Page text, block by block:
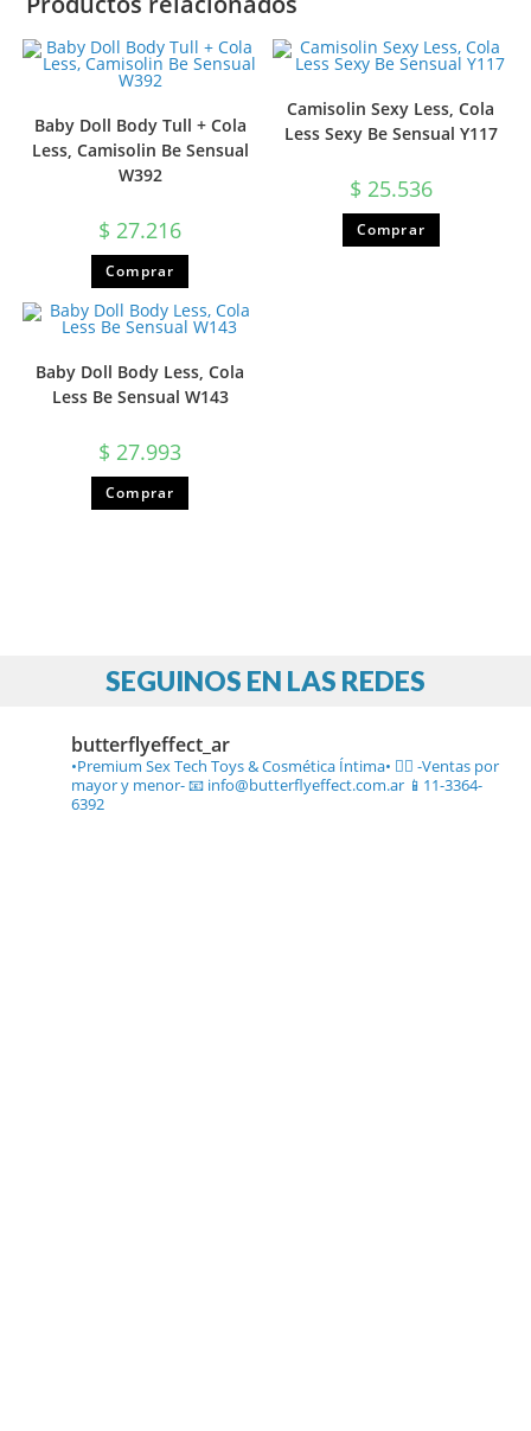
Baby Doll Body Tull + Cola
Less, Camisolin Be Sensual
W392
$ 27.216
Comprar
Camisolin Sexy Less, Cola
Less Sexy Be Sensual Y117
$ 25.536
Comprar
Baby Doll Body Less, Cola
Less Be Sensual W143
$ 27.993
Comprar
SEGUINOS EN LAS REDES
butterflyeffect_ar
•Premium Sex Tech Toys & Cosmética Íntima• ❤️‍🔥 -Ventas por
mayor y menor-📧 info@butterflyeffect.com.ar 📱11-3364-
6392